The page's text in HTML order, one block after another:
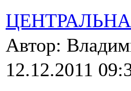
Автор:
12.12.2011